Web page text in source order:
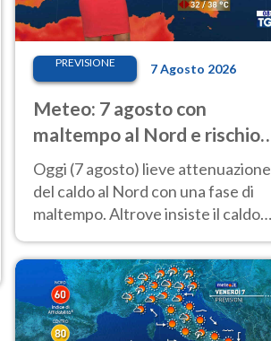
PREVISIONE 7 Agosto 2026
Meteo: 7 agosto con
maltempo al Nord e rischio
nubifragi. Altrove caldo
estremo
Oggi (7 agosto) lieve attenuazione
del caldo al Nord con una fase di
maltempo. Altrove insiste il caldo
previsioni